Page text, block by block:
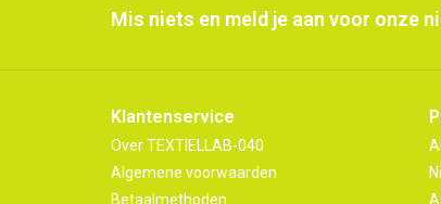
Mis niets en meld je aan voor onze
Klantenservice
Over TEXTIELLAB-040
Algemene voorwaarden
Betaalmethoden